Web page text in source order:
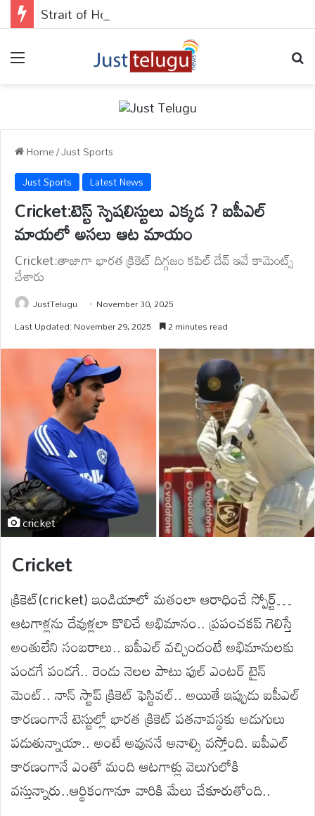
Home/Just Sports
Just Sports Latest News
Cricket:టెస్ట్ స్పెషలిస్టులు ఎక్కడ ? ఐపీఎల్
మాయలో అసలు ఆట మాయం
Cricket:తాజాగా భారత క్రికెట్ దిగ్గజం కపిల్ దేవ్ ఇవే కామెంట్స్
చేశారు
JustTelugu
November 30, 2025
Last Updated: November 29, 2025
2 minutes read
cricket
Cricket
క్రికెట్(cricket) ఇండియాలో మతంలా ఆరాధించే స్పోర్ట్…
ఆటగాళ్లను దేవుళ్లలా కొలిచే అభిమానం.. ప్రపంచకప్ గెలిస్తే
అంతులేని సంబరాలు.. ఐపీఎల్ వచ్చిందంటే అభిమానులకు
పండగే పండగే.. రెండు నెలల పాటు ఫుల్ ఎంటర్ టైన్
మెంట్.. నాన్ స్టాప్ క్రికెట్ ఫెస్టివల్.. అయితే ఇప్పుడు ఐపీఎల్
కారణంగానే టెస్టుల్లో భారత క్రికెట్ పతనావస్థకు అడుగులు
పడుతున్నాయా.. అంటే అవుననే అనాల్సి వస్తోంది. ఐపీఎల్
కారణంగానే ఎంతో మంది ఆటగాళ్లు వెలుగులోకి
వస్తున్నారు..ఆర్థికంగానూ వారికి మేలు చేకూరుతోంది..